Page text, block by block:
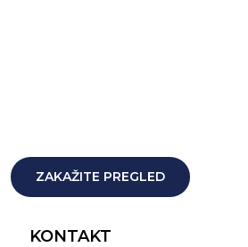
ZAKAŽITE PREGLED
KONTAKT